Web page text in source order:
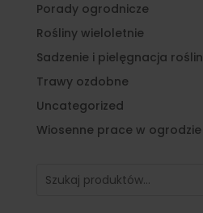
Porady ogrodnicze
Rośliny wieloletnie
Sadzenie i pielęgnacja roślin
Trawy ozdobne
Uncategorized
Wiosenne prace w ogrodzie